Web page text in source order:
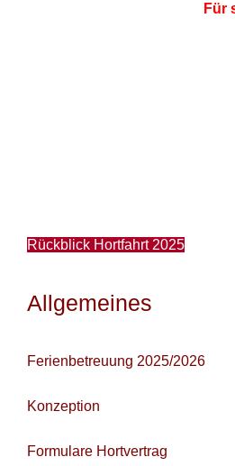
Für
Rückblick Hortfahrt 2025
Allgemeines
Ferienbetreuung 2025/2026
Konzeption
Formulare Hortvertrag